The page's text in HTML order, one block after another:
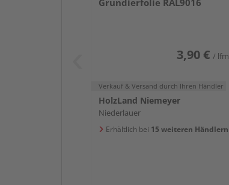
3,90 € / lfm
Verkauf & Versand durch Ihren Händler
HolzLand Niemeyer
Niederlauer
Erhältlich bei 15 weiteren Händlern